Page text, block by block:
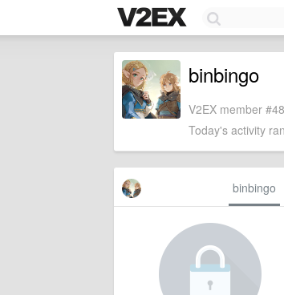
binbingo
V2EX member
Today's activity
binbingo